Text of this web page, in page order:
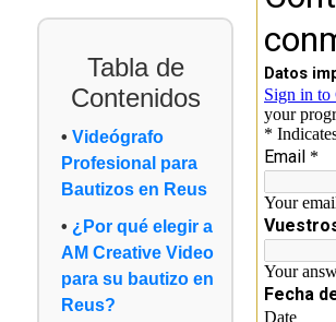
Tabla de
Contenidos
Videógrafo
Profesional para
Bautizos en Reus
¿Por qué elegir a
AM Creative Video
para su bautizo en
Reus?